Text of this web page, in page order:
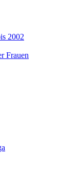
2002
Frauen